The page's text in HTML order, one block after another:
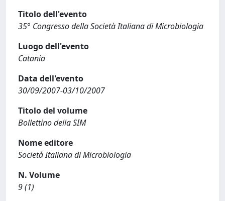
Titolo dell'evento
35° Congresso della Società Italiana di Microbiologia
Luogo dell'evento
Catania
Data dell'evento
30/09/2007-03/10/2007
Titolo del volume
Bollettino della SIM
Nome editore
Società Italiana di Microbiologia
N. Volume
9 (1)